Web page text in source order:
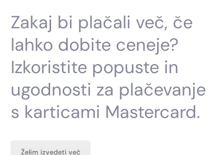
Zakaj bi plačali več, če
lahko dobite ceneje?
Izkoristite popuste in
ugodnosti za plačevanje
s karticami Mastercard.
Želim izvedeti več